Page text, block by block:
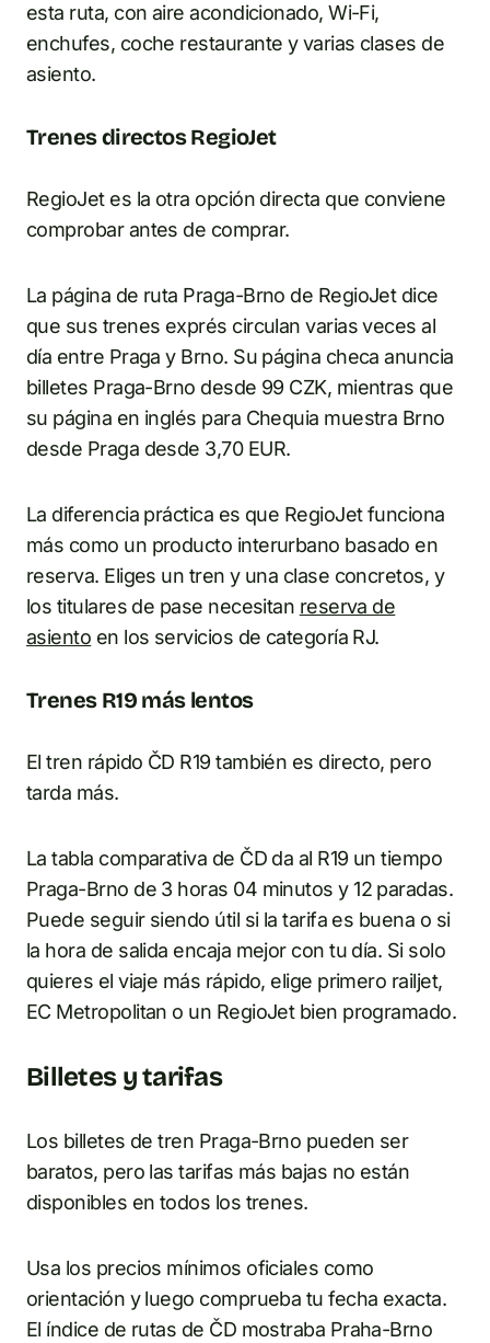
esta ruta, con aire acondicionado, Wi-Fi,
enchufes, coche restaurante y varias clases de
asiento.
Trenes directos RegioJet
RegioJet es la otra opción directa que conviene
comprobar antes de comprar.
La página de ruta Praga-Brno de RegioJet dice
que sus trenes exprés circulan varias veces al
día entre Praga y Brno. Su página checa anuncia
billetes Praga-Brno desde 99 CZK, mientras que
su página en inglés para Chequia muestra Brno
desde Praga desde 3,70 EUR.
La diferencia práctica es que RegioJet funciona
más como un producto interurbano basado en
reserva. Eliges un tren y una clase concretos, y
los titulares de pase necesitan reserva de
asiento en los servicios de categoría RJ.
Trenes R19 más lentos
El tren rápido ČD R19 también es directo, pero
tarda más.
La tabla comparativa de ČD da al R19 un tiempo
Praga-Brno de 3 horas 04 minutos y 12 paradas.
Puede seguir siendo útil si la tarifa es buena o si
la hora de salida encaja mejor con tu día. Si solo
quieres el viaje más rápido, elige primero railjet,
EC Metropolitan o un RegioJet bien programado.
Billetes y tarifas
Los billetes de tren Praga-Brno pueden ser
baratos, pero las tarifas más bajas no están
disponibles en todos los trenes.
Usa los precios mínimos oficiales como
orientación y luego comprueba tu fecha exacta.
El índice de rutas de ČD mostraba Praha-Brno